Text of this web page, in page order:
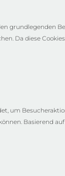
grundlegenden
Da diese
um
Basierend